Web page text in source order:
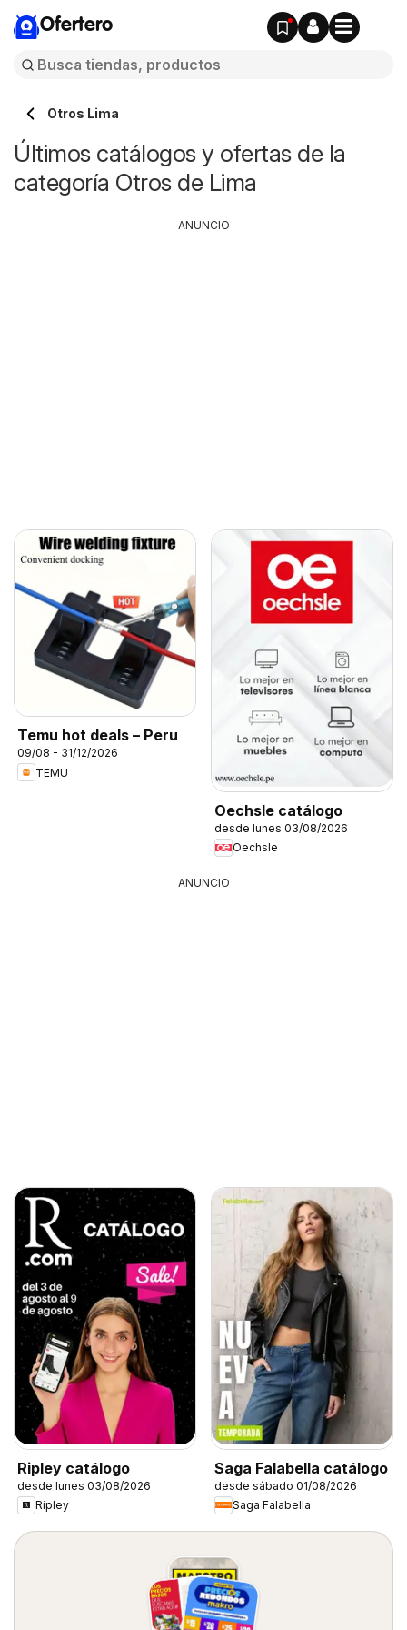
Ofertero
Otros Lima
Últimos catálogos y ofertas de la
categoría Otros de Lima
Temu hot deals – Peru
09/08 - 31/12/2026
TEMU
Oechsle catálogo
desde lunes 03/08/2026
Oechsle
ANUNCIO
ANUNCIO
Ripley catálogo
desde lunes 03/08/2026
Ripley
Saga Falabella catálogo
desde sábado 01/08/2026
Saga Falabella